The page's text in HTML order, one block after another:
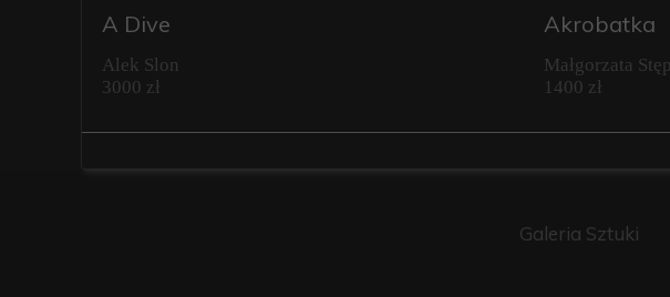
Galeria Sztuki
A Dive
Alek Slon
3000 zł
Akrobatka
Małgorzata
1400 zł